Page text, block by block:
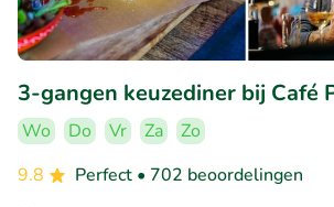
3-gangen keuzediner bij Café
Wo Do Vr Za
Zo
9.8
Perfect • 702 beoordelingen